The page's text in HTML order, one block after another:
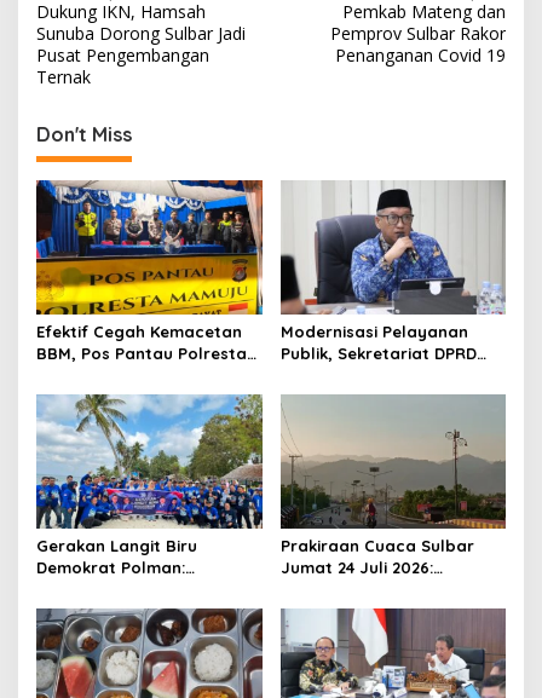
o
s
n
a
v
i
g
a
t
i
o
n
Dukung IKN, Hamsah
Sunuba Dorong Sulbar Jadi
Pusat Pengembangan
Ternak
Pemkab Mateng dan
Pemprov Sulbar Rakor
Penanganan Covid 19
Don't Miss
Efektif Cegah Kemacetan
BBM, Pos Pantau Polresta
SPBU Kali Mamuju
Modernisasi Pelayanan
Publik, Sekretariat DPRD
Luncurkan Aplikasi SIPAKDE
Gerakan Langit Biru
Demokrat Polman:
Kesehatan dan Donor
Darah
Prakiraan Cuaca Sulbar
Jumat 24 Juli 2026:
Daerah Pesisir Cerah